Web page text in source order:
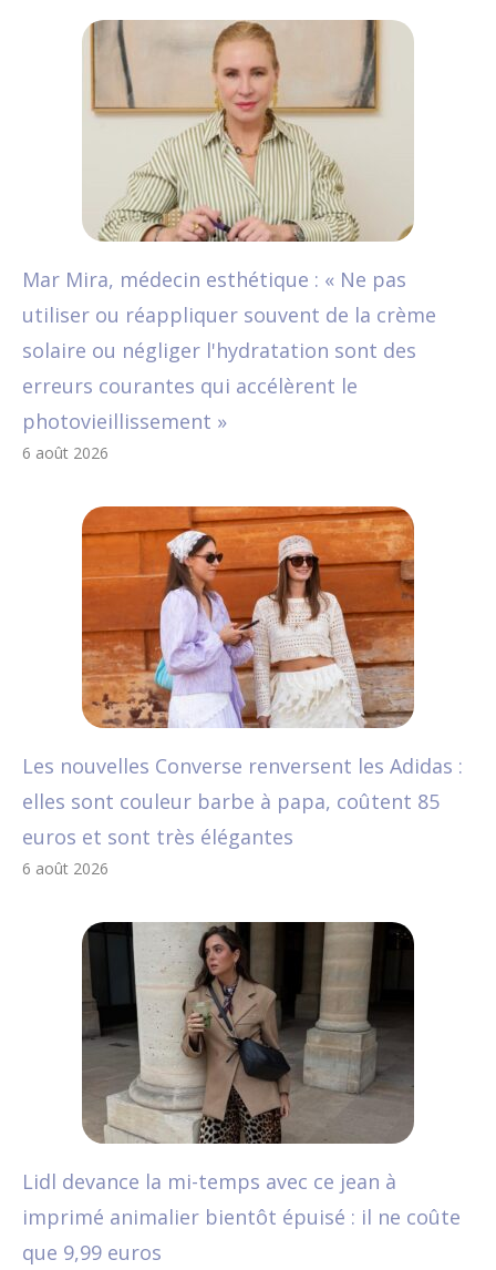
Mar Mira, médecin esthétique : « Ne pas
utiliser ou réappliquer souvent de la crème
solaire ou négliger l'hydratation sont des
erreurs courantes qui accélèrent le
photovieillissement »
6 août 2026
Les nouvelles Converse renversent les Adidas :
elles sont couleur barbe à papa, coûtent 85
euros et sont très élégantes
6 août 2026
Lidl devance la mi-temps avec ce jean à
imprimé animalier bientôt épuisé : il ne coûte
que 9,99 euros